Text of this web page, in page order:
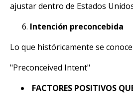
ajustar dentro de Estados
Intención preconcebida
Lo que históricamente se
"Preconceived Intent"
FACTORES POSITIVOS